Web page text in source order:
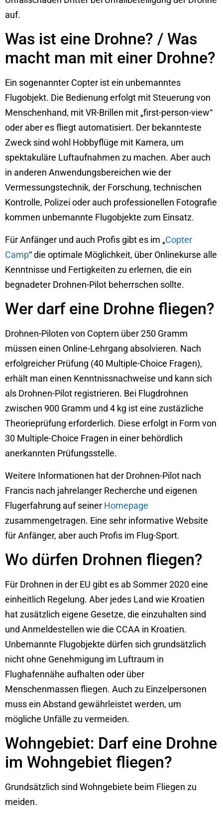
auf.
Was ist eine Drohne? / Was
macht man mit einer Drohne?
Ein sogenannter Copter ist ein unbemanntes
Flugobjekt. Die Bedienung erfolgt mit Steuerung von
Menschenhand, mit VR-Brillen mit „first-person-view“
oder aber es fliegt automatisiert. Der bekannteste
Zweck sind wohl Hobbyflüge mit Kamera, um
spektakuläre Luftaufnahmen zu machen. Aber auch
in anderen Anwendungsbereichen wie der
Vermessungstechnik, der Forschung, technischen
Kontrolle, Polizei oder auch professionellen Fotografie
kommen unbemannte Flugobjekte zum Einsatz.
Für Anfänger und auch Profis gibt es im „Copter
Camp“ die optimale Möglichkeit, über Onlinekurse alle
Kenntnisse und Fertigkeiten zu erlernen, die ein
begnadeter Drohnen-Pilot beherrschen sollte.
Wer darf eine Drohne fliegen?
Drohnen-Piloten von Coptern über 250 Gramm
müssen einen Online-Lehrgang absolvieren. Nach
erfolgreicher Prüfung (40 Multiple-Choice Fragen),
erhält man einen Kenntnissnachweise und kann sich
als Drohnen-Pilot registrieren. Bei Flugdrohnen
zwischen 900 Gramm und 4 kg ist eine zustäzliche
Theorieprüfung erforderlich. Diese erfolgt in Form von
30 Multiple-Choice Fragen in einer behördlich
anerkannten Prüfungsstelle.
Weitere Informationen hat der Drohnen-Pilot nach
Francis nach jahrelanger Recherche und eigenen
Flugerfahrung auf seiner Homepage
zusammengetragen. Eine sehr informative Website
für Anfänger, aber auch Profis im Flug-Sport.
Wo dürfen Drohnen fliegen?
Für Drohnen in der EU gibt es ab Sommer 2020 eine
einheitlich Regelung. Aber jedes Land wie Kroatien
hat zusätzlich eigene Gesetze, die einzuhalten sind
und Anmeldestellen wie die CCAA in Kroatien.
Unbemannte Flugobjekte dürfen sich grundsätzlich
nicht ohne Genehmigung im Luftraum in
Flughafennähe aufhalten oder über
Menschenmassen fliegen. Auch zu Einzelpersonen
muss ein Abstand gewährleistet werden, um
mögliche Unfälle zu vermeiden.
Wohngebiet: Darf eine Drohne
im Wohngebiet fliegen?
Grundsätzlich sind Wohngebiete beim Fliegen zu
meiden.